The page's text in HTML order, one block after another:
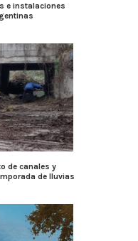
exitosa...
31/07/2026
e instalaciones
de canales y
de lluvias